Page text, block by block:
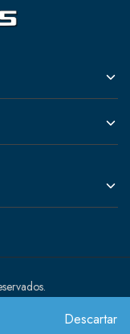
Descartar